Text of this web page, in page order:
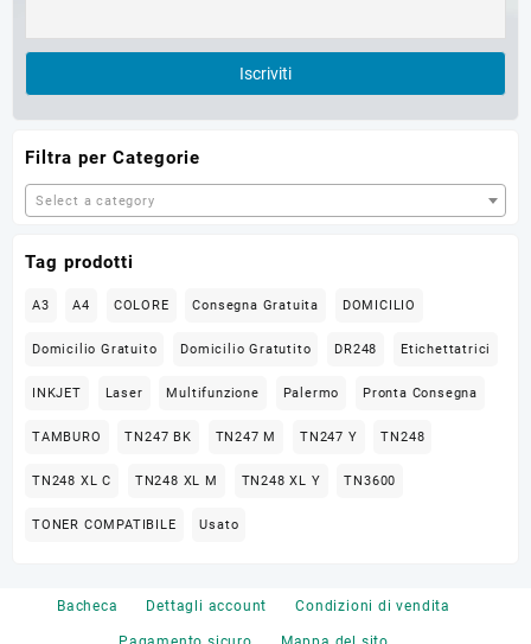
Filtra per Categorie
Select a category
Tag prodotti
A3 A4 COLORE Consegna Gratuita DOMICILIO
Domicilio Gratuito Domicilio Gratutito DR248 Etichettatrici
INKJET Laser Multifunzione Palermo Pronta Consegna
TAMBURO TN247 BK TN247 M TN247 Y TN248
TN248 XL C TN248 XL M TN248 XL Y TN3600
TONER COMPATIBILE Usato
Bacheca Dettagli account Condizioni di vendita